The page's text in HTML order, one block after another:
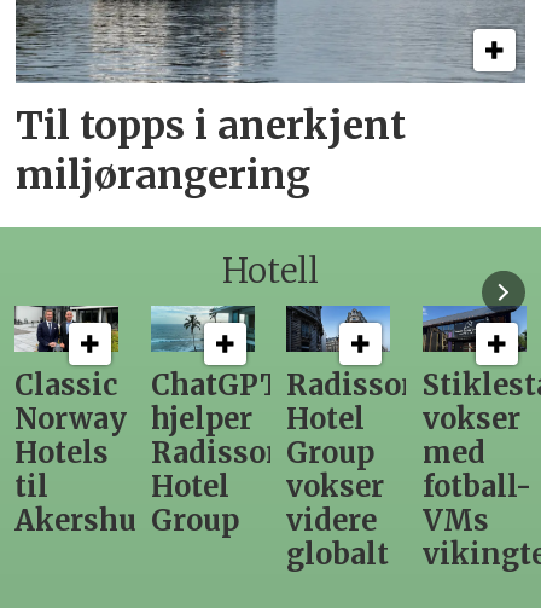
Til topps i anerkjent
miljørangering
Hotell
ChatGPT
hjelper
Radisson
Hotel
Group
Radisson
Hotel
Group
vokser
videre
Stiklestad
vokser
med
fotball-
VMs
vikingtematikk
Fra
direktør
til
nytt